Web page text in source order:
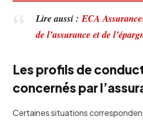
Lire aussi :ECA
de l’assurance et de
Les profils de
concernés par
Certaines situations